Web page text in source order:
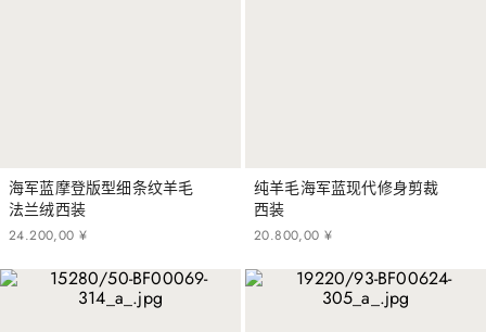
海军蓝摩登版型细条纹羊毛
法兰绒西装
¥
24 ,
200
. 00
纯羊毛海军蓝现代修身剪裁
西装
¥
20 ,
800
. 00